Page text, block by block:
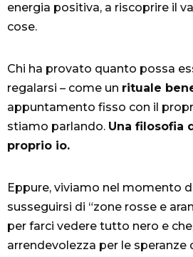
energia positiva, a riscoprire il
cose.
Chi ha provato quanto possa
regalarsi – come un rituale
appuntamento fisso con il
stiamo parlando. Una filosofia
proprio io.
Eppure, viviamo nel momento
susseguirsi di “zone rosse e
per farci vedere tutto nero e
arrendevolezza per le